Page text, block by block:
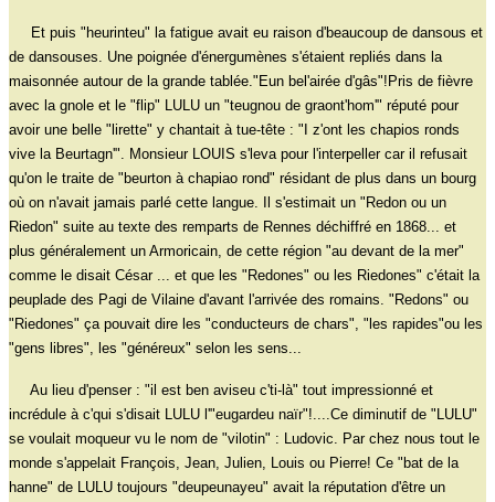
Et puis "heurinteu" la fatigue avait eu raison d'beaucoup de dansous et
de dansouses. Une poignée d'énergumènes s'étaient repliés dans la
maisonnée autour de la grande tablée."Eun bel'airée d'gâs"!Pris de fièvre
avec la gnole et le "flip" LULU un "teugnou de graont'hom'" réputé pour
avoir une belle "lirette" y chantait à tue-tête : "I z'ont les chapios ronds
vive la Beurtagn'". Monsieur LOUIS s'leva pour l'interpeller car il refusait
qu'on le traite de "beurton à chapiao rond" résidant de plus dans un bourg
où on n'avait jamais parlé cette langue. Il s'estimait un "Redon ou un
Riedon" suite au texte des remparts de Rennes déchiffré en 1868... et
plus généralement un Armoricain, de cette région "au devant de la mer"
comme le disait César ... et que les "Redones" ou les Riedones" c'était la
peuplade des Pagi de Vilaine d'avant l'arrivée des romains. "Redons" ou
"Riedones" ça pouvait dire les "conducteurs de chars", "les rapides"ou les
"gens libres", les "généreux" selon les sens...
Au lieu d'penser : "il est ben aviseu c'ti-là" tout impressionné et
incrédule à c'qui s'disait LULU l'"eugardeu naïr"!....Ce diminutif de "LULU"
se voulait moqueur vu le nom de "vilotin" : Ludovic. Par chez nous tout le
monde s'appelait François, Jean, Julien, Louis ou Pierre! Ce "bat de la
hanne" de LULU toujours "deupeunayeu" avait la réputation d'être un